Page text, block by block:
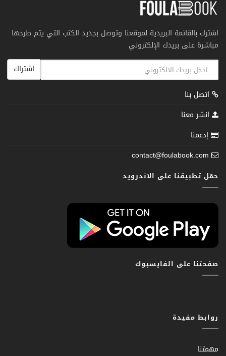
اشترك بالقائمة البريدية لموقعنا وتوصل بجديد الكتب التي يتم طرحها
مباشرة على بريدك الإلكتروني
اشتراك
اتصل بنا
انشر معنا
إدعمنا
contact@foulabook.com
حمّل تطبيقنا على الاندرويد
صفحتنا على الفايسبوك
روابط مفيدة
مهمتنا